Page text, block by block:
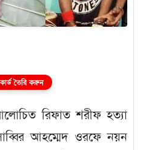
তৈরি করুন
রিফাত শরীফ হত্যা
আহম্মেদ ওরফে নয়ন